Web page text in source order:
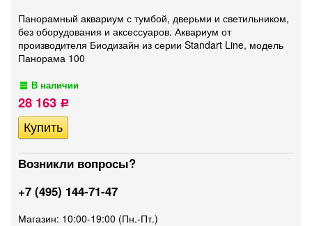
Панорамный аквариум с тумбой, дверьми и светильником,
без оборудования и аксессуаров. Аквариум от
производителя Биодизайн из серии Standart Line, модель
Панорама 100
В наличии
28 163 Р
Возникли вопросы?
+7 (495) 144-71-47
Магазин: 10:00-19:00 (Пн.-Пт.)